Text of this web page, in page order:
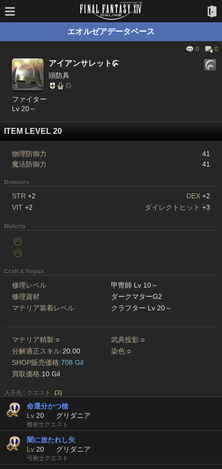
エオルゼアデータベース
0 0
アイアンサレット
頭防具
ファイター
Lv 20～
ITEM LEVEL 20
物理防御力
41
魔法防御力
41
Bonuses
STR +2 DEX +2
VIT +2 ダイレクトヒット +3
Materia
Craft & Repair
修理レベル
甲冑師 Lv 10～
修理資材
ダークマターG2
マテリア装着レベル
クラフター Lv 20～
マテリア精製:○ 武具投影:○
分解適正スキル:20.00 染色:○
SHOP販売価格:708 Gil
買取価格:10 Gil
入手先 : クエスト (3)
命運分かつ槍
Lv 20 グリダニア
槍術士クエスト
闇に放たれし矢
Lv 20 グリダニア
弓術士クエスト